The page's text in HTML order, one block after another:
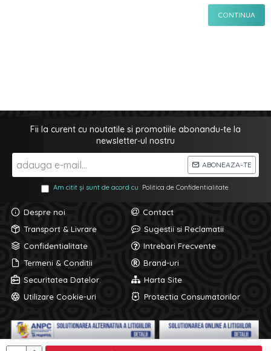
CONTINUA
Fii la curent cu noutatile si promotiile abonandu-te la
newsletter-ul nostru
ABONEAZA-TE
Am citit și sunt de acord cu Politica de Confidentialitate
Despre noi
Transport & Livrare
Confidentialitate
Termeni & Conditii
Securitatea Datelor
Utilizare Cookie-uri
Contact
Sugestii si Reclamatii
Intrebari Frecvente
Brand-uri
Harta Site
Protectia Consumatorilor